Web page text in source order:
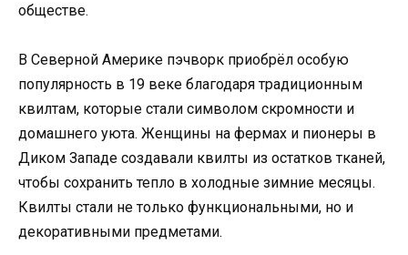
обществе.
В Северной Америке пэчворк приобрёл особую
популярность в 19 веке благодаря традиционным
квилтам, которые стали символом скромности и
домашнего уюта. Женщины на фермах и пионеры в
Диком Западе создавали квилты из остатков тканей,
чтобы сохранить тепло в холодные зимние месяцы.
Квилты стали не только функциональными, но и
декоративными предметами.